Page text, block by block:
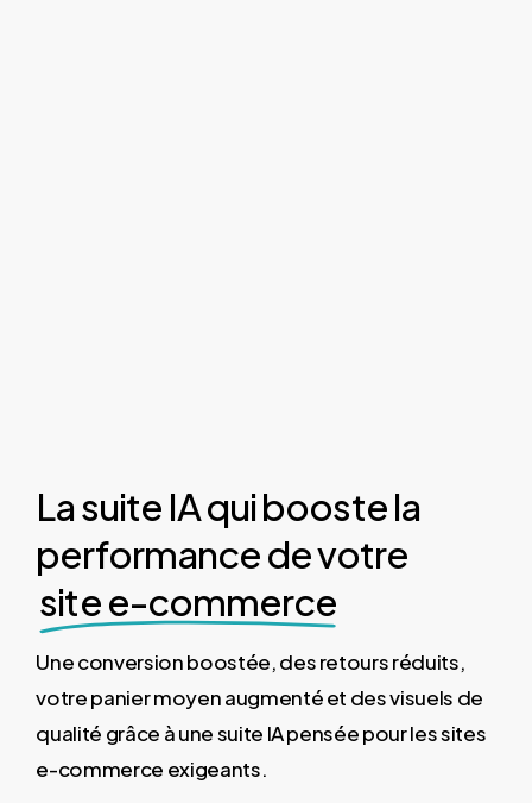
La suite IA qui booste la
performance de votre
site e-commerce
Une conversion boostée, des retours réduits,
votre panier moyen augmenté et des visuels de
qualité grâce à une suite IA pensée pour les sites
e-commerce exigeants.